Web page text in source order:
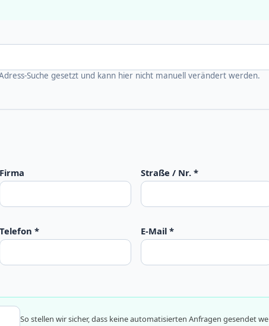
Suche gesetzt und kann hier nicht manuell verändert werden.
Firma Straße / Nr. *
Telefon * E-Mail *
So stellen wir sicher, dass keine automatisierten Anfragen gesendet